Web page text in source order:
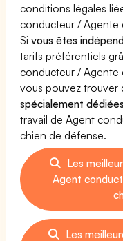
conditions légales
conducteur / Agente
Sivous êtes
tarifs préférentiels
conducteur / Agente
vous pouvez trouver
spécialement
travail de Agent
chien de défense.
Les
Agent
Les